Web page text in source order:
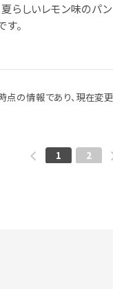
らしいレモン味のパン
。
の情報であり、現在変更
1 2